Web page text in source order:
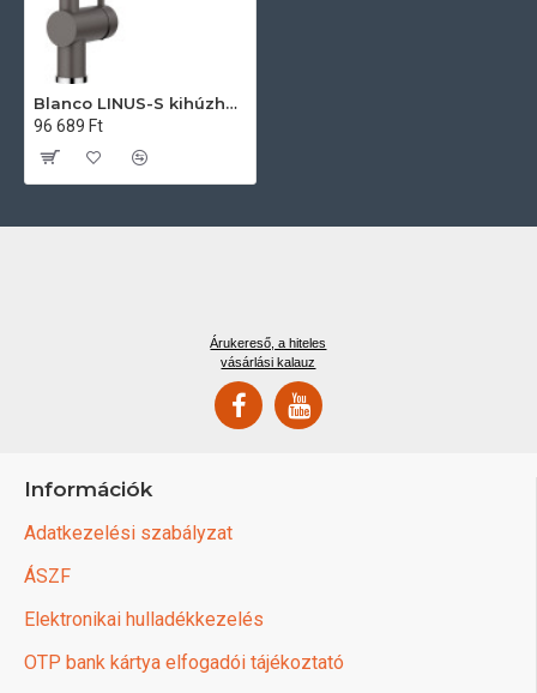
Blanco LINUS-S kihúzható fejes csaptelep, palaszürke, SILGRANIT-Look, HD 518813 Gránit csaptelep
96 689 Ft
Árukereső, a hiteles
vásárlási kalauz
Információk
Adatkezelési szabályzat
ÁSZF
Elektronikai hulladékkezelés
OTP bank kártya elfogadói tájékoztató